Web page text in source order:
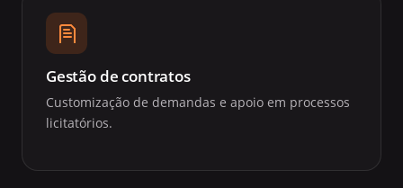
Gestão de contratos
Customização de demandas e apoio em processos
licitatórios.